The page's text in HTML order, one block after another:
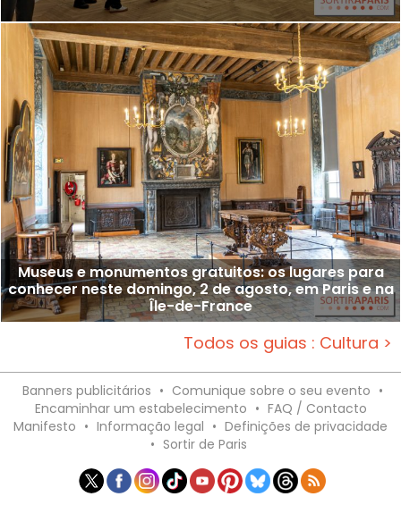
Museus e monumentos gratuitos: os lugares para
conhecer neste domingo, 2 de agosto, em Paris e na
Île-de-France
Todos os guias : Cultura >
Banners publicitários • Comunique sobre o seu evento •
Encaminhar um estabelecimento • FAQ / Contacto
Manifesto • Informação legal • Definições de privacidade
• Sortir de Paris